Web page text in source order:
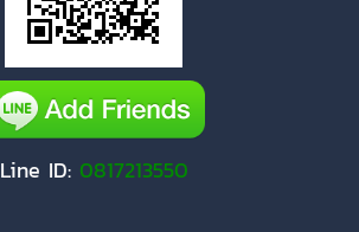
Line ID: 0817213550